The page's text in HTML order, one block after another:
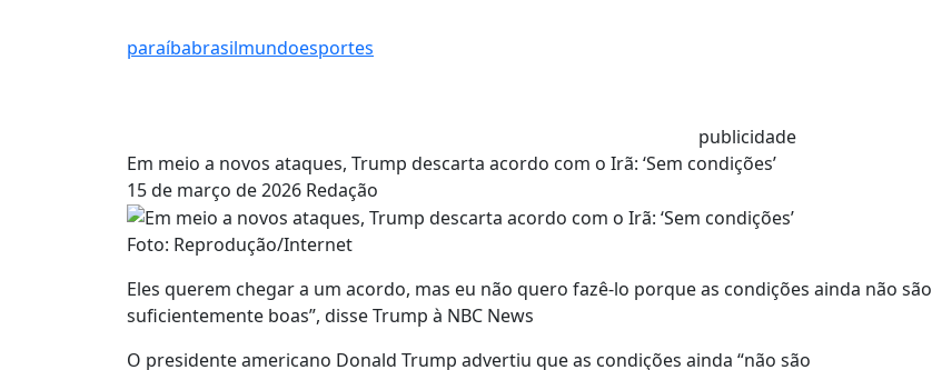
paraíbabrasilmundoesportes
publicidade
Em meio a novos ataques, Trump descarta acordo com o Irã: ‘Sem condições’
15 de março de 2026 Redação
Foto: Reprodução/Internet
Eles querem chegar a um acordo, mas eu não quero fazê-lo porque as condições ainda não são
suficientemente boas”, disse Trump à NBC News
O presidente americano Donald Trump advertiu que as condições ainda “não são